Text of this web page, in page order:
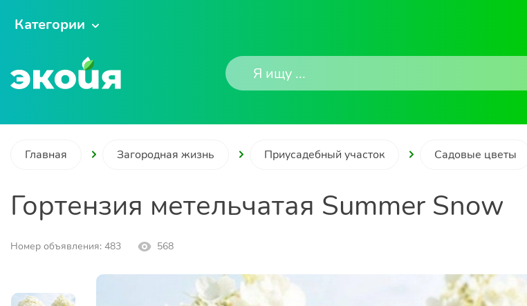
Категории
Главная Загородная жизнь Приусадебный участок Садовые цветы
Гортензия метельчатая Summer Snow
Номер объявления: 483 568